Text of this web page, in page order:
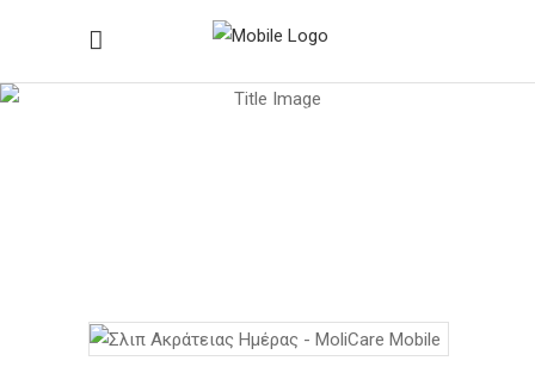
Σλιπ Ακράτειας για